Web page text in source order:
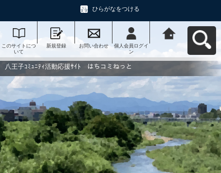
ひらがなをつける
このサイトにつ
いて
新規登録 お問い合わせ
個人会員ログイ
ン
動応援ｻｲﾄ はち
コミねっとへ戻
八王子ｺﾐｭﾆﾃｨ活動応援ｻｲﾄ はちコミねっと